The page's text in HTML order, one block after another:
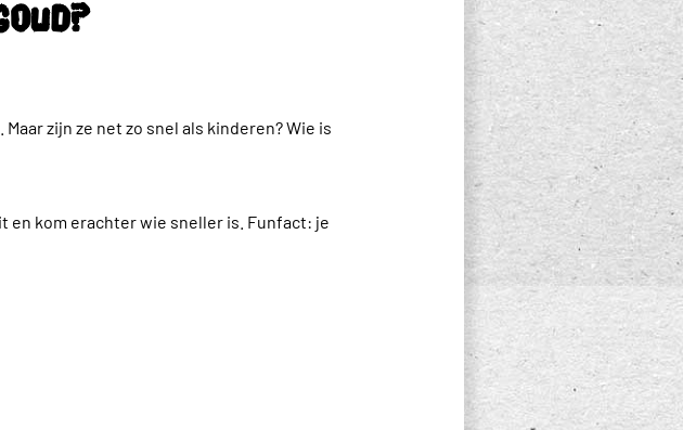
zijn ze net zo snel als kinderen? Wie is
en kom erachter wie sneller is. Funfact: je